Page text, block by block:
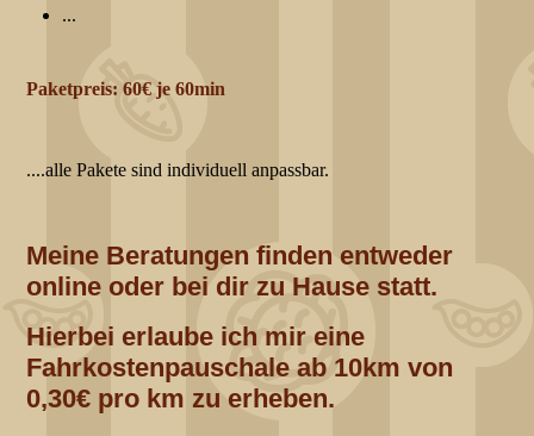
...
Paketpreis: 60€ je 60min
....alle Pakete sind individuell anpassbar.
Meine Beratungen finden entweder
online oder bei dir zu Hause statt.
Hierbei erlaube ich mir eine
Fahrkostenpauschale ab 10km von
0,30€ pro km zu erheben.